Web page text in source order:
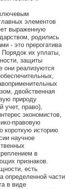
элементов
выраженную
родились
- это прерогатива
Порядок их уплаты,
защиты
они реализуются
двойственная
природу
учет, право),
экономистов,
правовую
короткую историю
научное
в
признаков.
есть
определенной части
в виде